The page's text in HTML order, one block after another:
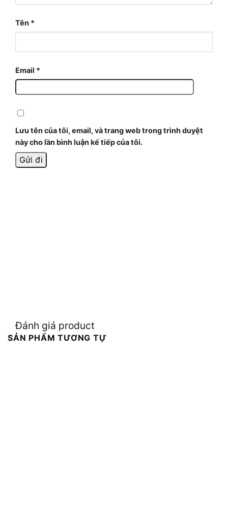
Tên *
Email *
Lưu tên của tôi, email, và trang web trong trình duyệt
này cho lần bình luận kế tiếp của tôi.
Đánh giá product
SẢN PHẨM TƯƠNG TỰ